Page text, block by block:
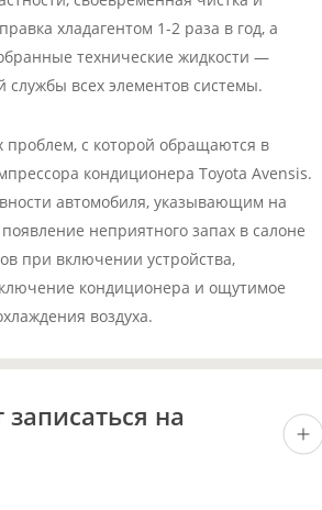
хладагентом 1-2 раза в год, а
технические жидкости —
службы всех элементов системы.
с которой обращаются в
кондиционера Toyota Avensis.
автомобиля, указывающим на
появление неприятного запах в салоне
при включении устройства,
кондиционера и ощутимое
воздуха.
записаться на